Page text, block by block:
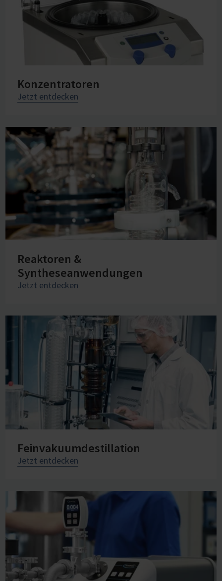
Konzentratoren
Jetzt entdecken
Reaktoren &
Syntheseanwendungen
Jetzt entdecken
Feinvakuumdestillation
Jetzt entdecken